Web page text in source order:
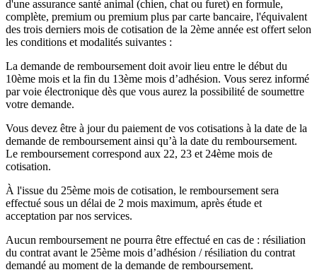
d'une assurance santé animal (chien, chat ou furet) en formule,
complète, premium ou premium plus par carte bancaire, l'équivalent
des trois derniers mois de cotisation de la 2ème année est offert selon
les conditions et modalités suivantes :
La demande de remboursement doit avoir lieu entre le début du
10ème mois et la fin du 13ème mois d’adhésion. Vous serez informé
par voie électronique dès que vous aurez la possibilité de soumettre
votre demande.
Vous devez être à jour du paiement de vos cotisations à la date de la
demande de remboursement ainsi qu’à la date du remboursement.
Le remboursement correspond aux 22, 23 et 24ème mois de
cotisation.
À l'issue du 25ème mois de cotisation, le remboursement sera
effectué sous un délai de 2 mois maximum, après étude et
acceptation par nos services.
Aucun remboursement ne pourra être effectué en cas de : résiliation
du contrat avant le 25ème mois d’adhésion / résiliation du contrat
demandé au moment de la demande de remboursement.